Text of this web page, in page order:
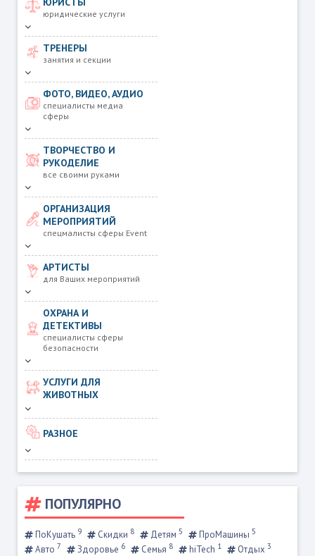
юридические услуги
ТРЕНЕРЫ
занятия и секции
ФОТО, ВИДЕО, АУДИО
специалисты медиа
сферы
ТВОРЧЕСТВО И
РУКОДЕЛИЕ
все своими руками
ОРГАНИЗАЦИЯ
МЕРОПРИЯТИЙ
спецмалисты сферы Event
АРТИСТЫ
для Ваших мероприятий
ОХРАНА И
ДЕТЕКТИВЫ
специалисты сферы
безопасности
УСЛУГИ ДЛЯ
ЖИВОТНЫХ
РАЗНОЕ
ПОПУЛЯРНО
ПоКушать 9 Скидки 8 Детям 5 ПроМашины 5
Авто 7 Здоровье 6 Семья 8 hiTech 1 Отдых 3